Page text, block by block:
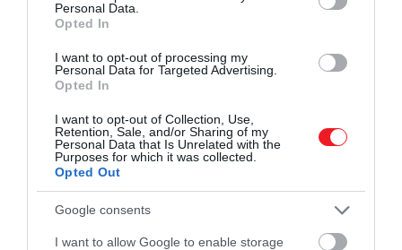
Personal Data.
Opted In
I want to opt-out of processing my
Personal Data for Targeted Advertising.
Opted In
I want to opt-out of Collection, Use,
Retention, Sale, and/or Sharing of my
Personal Data that Is Unrelated with the
Purposes for which it was collected.
Opted Out
Google consents
I want to allow Google to enable storage
Ez is érdekelhet!
Egy hét hajóút a külvilágig: így élnek a
világ legelszigeteltebb településén
A tízes lista tagjaiban közös, hogy egyikük sem vált
még „kötelező” európai desztinációvá, még akkor
sem, ha némelyikük – például Albánia vagy
Montenegró – az utóbbi években egyre több